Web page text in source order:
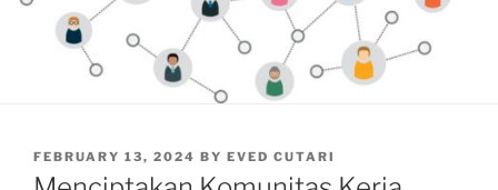
POSTED
ON
FEBRUARY 13, 2024 BY EVED CUTARI